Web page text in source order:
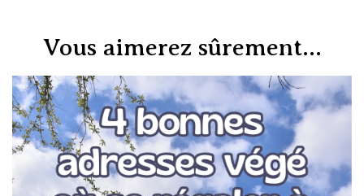
Vous aimerez sûrement...